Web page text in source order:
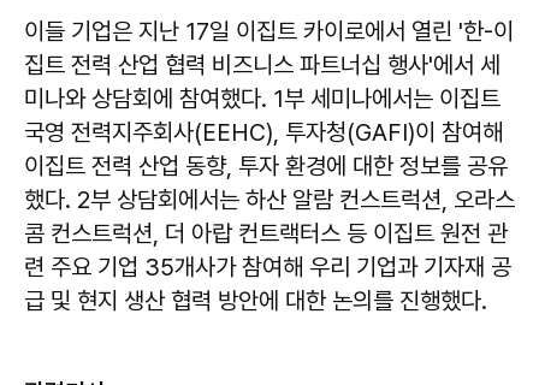
이들 기업은 지난 17일 이집트 카이로에서 열린 '한-이
집트 전력 산업 협력 비즈니스 파트너십 행사'에서 세
미나와 상담회에 참여했다. 1부 세미나에서는 이집트
국영 전력지주회사(EEHC), 투자청(GAFI)이 참여해
이집트 전력 산업 동향, 투자 환경에 대한 정보를 공유
했다. 2부 상담회에서는 하산 알람 컨스트럭션, 오라스
콤 컨스트럭션, 더 아랍 컨트랙터스 등 이집트 원전 관
련 주요 기업 35개사가 참여해 우리 기업과 기자재 공
급 및 현지 생산 협력 방안에 대한 논의를 진행했다.